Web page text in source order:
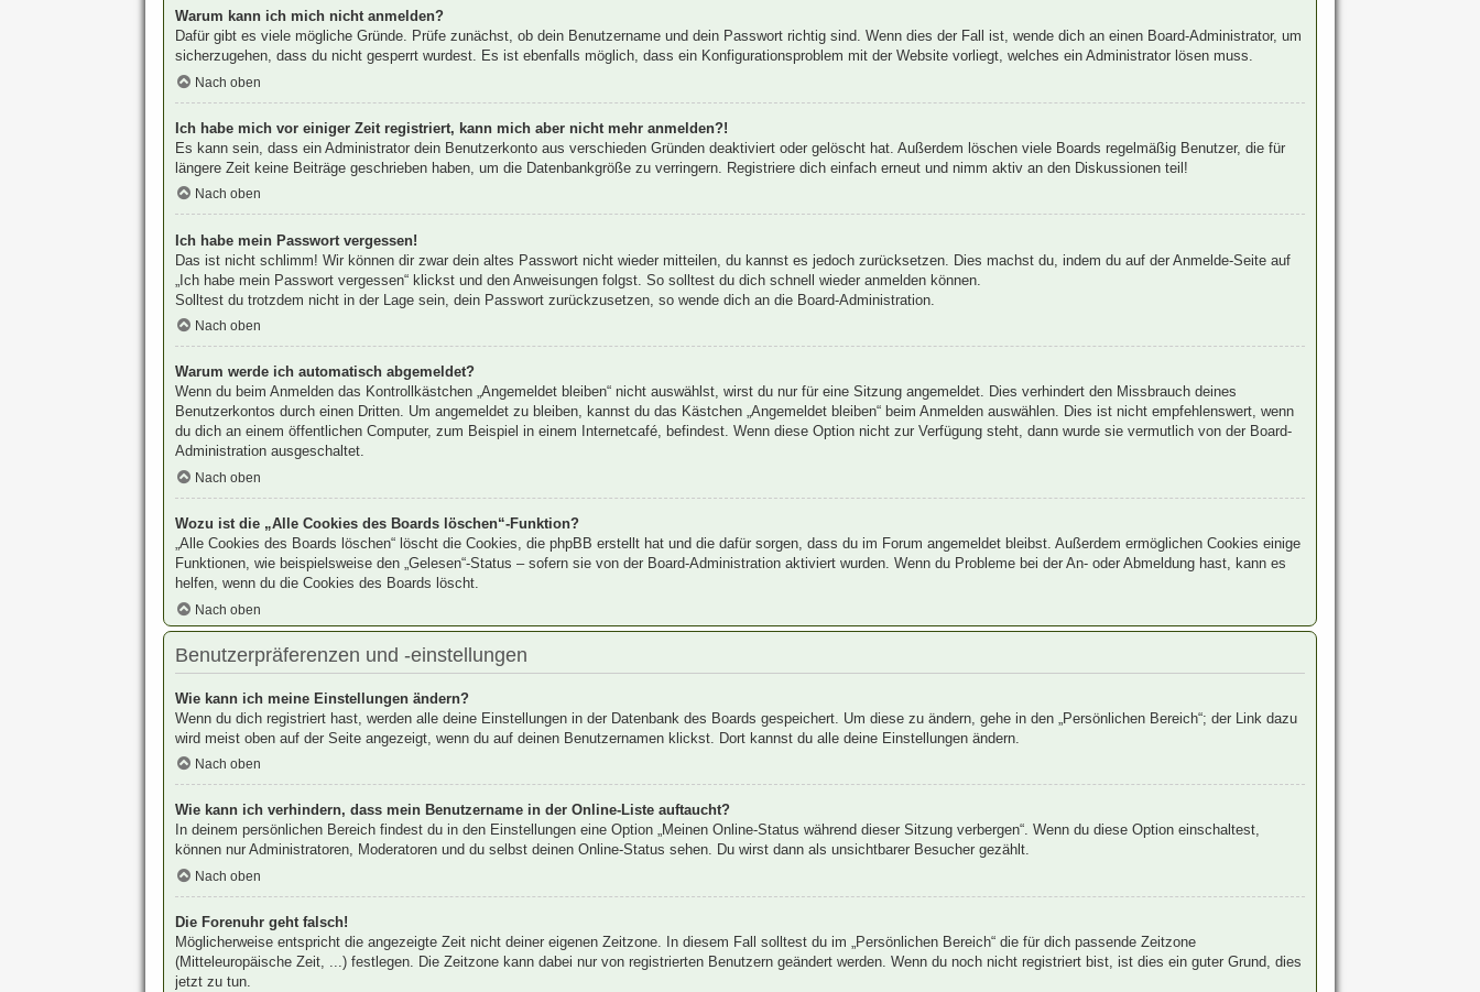
Warum kann ich mich nicht anmelden?
Dafür gibt es viele mögliche Gründe. Prüfe zunächst, ob dein Benutzername und dein Passwort richtig sind. Wenn dies der Fall ist, wende dich an einen Board-Administrator, um
sicherzugehen, dass du nicht gesperrt wurdest. Es ist ebenfalls möglich, dass ein Konfigurationsproblem mit der Website vorliegt, welches ein Administrator lösen muss.
Nach oben
Ich habe mich vor einiger Zeit registriert, kann mich aber nicht mehr anmelden?!
Es kann sein, dass ein Administrator dein Benutzerkonto aus verschieden Gründen deaktiviert oder gelöscht hat. Außerdem löschen viele Boards regelmäßig Benutzer, die für
längere Zeit keine Beiträge geschrieben haben, um die Datenbankgröße zu verringern. Registriere dich einfach erneut und nimm aktiv an den Diskussionen teil!
Nach oben
Ich habe mein Passwort vergessen!
Das ist nicht schlimm! Wir können dir zwar dein altes Passwort nicht wieder mitteilen, du kannst es jedoch zurücksetzen. Dies machst du, indem du auf der Anmelde-Seite auf
„Ich habe mein Passwort vergessen“ klickst und den Anweisungen folgst. So solltest du dich schnell wieder anmelden können.
Solltest du trotzdem nicht in der Lage sein, dein Passwort zurückzusetzen, so wende dich an die Board-Administration.
Nach oben
Warum werde ich automatisch abgemeldet?
Wenn du beim Anmelden das Kontrollkästchen „Angemeldet bleiben“ nicht auswählst, wirst du nur für eine Sitzung angemeldet. Dies verhindert den Missbrauch deines
Benutzerkontos durch einen Dritten. Um angemeldet zu bleiben, kannst du das Kästchen „Angemeldet bleiben“ beim Anmelden auswählen. Dies ist nicht empfehlenswert, wenn
du dich an einem öffentlichen Computer, zum Beispiel in einem Internetcafé, befindest. Wenn diese Option nicht zur Verfügung steht, dann wurde sie vermutlich von der Board-
Administration ausgeschaltet.
Nach oben
Wozu ist die „Alle Cookies des Boards löschen“-Funktion?
„Alle Cookies des Boards löschen“ löscht die Cookies, die phpBB erstellt hat und die dafür sorgen, dass du im Forum angemeldet bleibst. Außerdem ermöglichen Cookies einige
Funktionen, wie beispielsweise den „Gelesen“-Status – sofern sie von der Board-Administration aktiviert wurden. Wenn du Probleme bei der An- oder Abmeldung hast, kann es
helfen, wenn du die Cookies des Boards löscht.
Nach oben
Benutzerpräferenzen und -einstellungen
Wie kann ich meine Einstellungen ändern?
Wenn du dich registriert hast, werden alle deine Einstellungen in der Datenbank des Boards gespeichert. Um diese zu ändern, gehe in den „Persönlichen Bereich“; der Link dazu
wird meist oben auf der Seite angezeigt, wenn du auf deinen Benutzernamen klickst. Dort kannst du alle deine Einstellungen ändern.
Nach oben
Wie kann ich verhindern, dass mein Benutzername in der Online-Liste auftaucht?
In deinem persönlichen Bereich findest du in den Einstellungen eine Option „Meinen Online-Status während dieser Sitzung verbergen“. Wenn du diese Option einschaltest,
können nur Administratoren, Moderatoren und du selbst deinen Online-Status sehen. Du wirst dann als unsichtbarer Besucher gezählt.
Nach oben
Die Forenuhr geht falsch!
Möglicherweise entspricht die angezeigte Zeit nicht deiner eigenen Zeitzone. In diesem Fall solltest du im „Persönlichen Bereich“ die für dich passende Zeitzone
(Mitteleuropäische Zeit, ...) festlegen. Die Zeitzone kann dabei nur von registrierten Benutzern geändert werden. Wenn du noch nicht registriert bist, ist dies ein guter Grund, dies
jetzt zu tun.